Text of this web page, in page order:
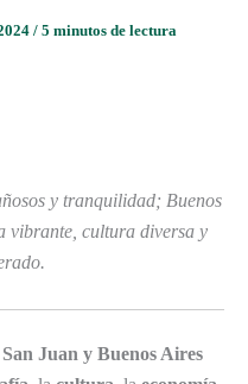
/ 5 minutos de lectura
y tranquilidad; Buenos
vibrante, cultura diversa y
Juan y Buenos Aires